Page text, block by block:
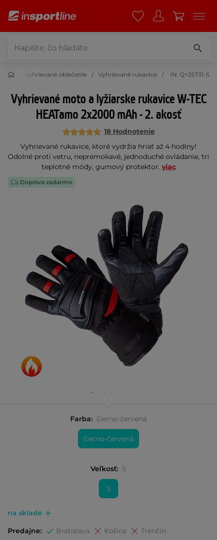
Vyhrievané oblečenie Vyhrievané rukavice IN: Q=25731-S
Vyhrievané moto a lyžiarske rukavice W-TEC
HEATamo 2x2000 mAh - 2. akosť
18 Hodnotenie
Vyhrievané rukavice, ktoré vydržia hriať až 4 hodiny!
Odolné proti vetru, nepremokavé, jednoduché ovládanie, tri
teplotné módy, gumový protektor. viac
Doprava zadarmo
Farba: čierno-červená
čierno-červená
Veľkosť: S
S
na sklade
Predajne: Bratislava Košice Trenčín